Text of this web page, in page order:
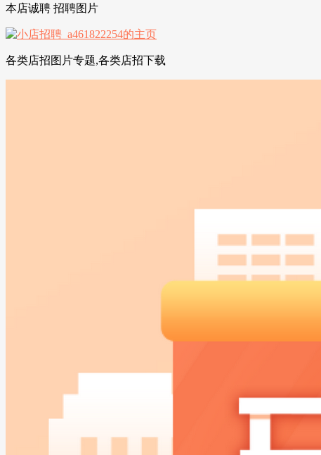
本店诚聘 招聘图片
各类店招图片专题,各类店招下载